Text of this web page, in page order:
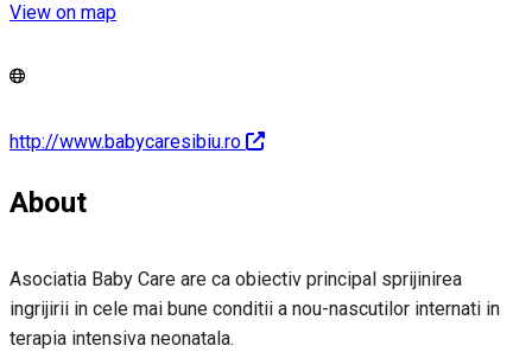
View on map
http://www.babycaresibiu.ro
About
Asociatia Baby Care are ca obiectiv principal sprijinirea
ingrijirii in cele mai bune conditii a nou-nascutilor internati in
terapia intensiva neonatala.